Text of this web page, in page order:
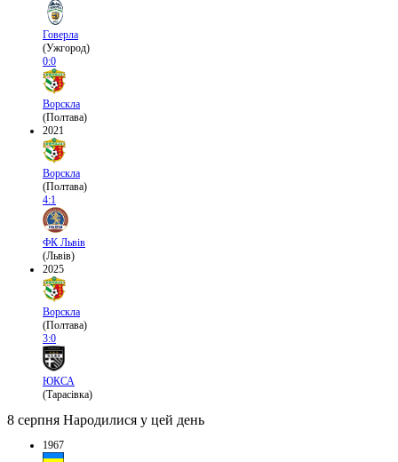
Говерла
(Ужгород)
0:0
Ворскла
(Полтава)
2021
Ворскла
(Полтава)
4:1
ФК Львів
(Львів)
2025
Ворскла
(Полтава)
3:0
ЮКСА
(Тарасівка)
8 серпня Народилися у цей день
1967